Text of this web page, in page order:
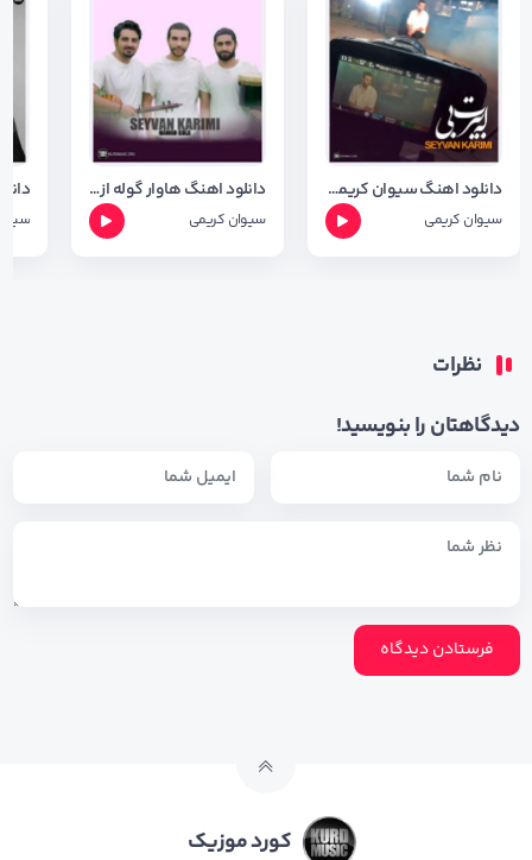
دانلود اهنگ سیوان کریمی به نام له بیرت بی با کیفیت 320
سیوان کریمی
دانلود اهنگ هاوار گوله از سیوان کریمی با کیفیت 320
سیوان کریمی
نظرات
دیدگاهتان را بنویسید!
کورد موزیک